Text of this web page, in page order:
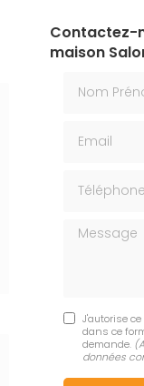
Contactez-
maison
Message
J'autorise
dans ce
demande.
données